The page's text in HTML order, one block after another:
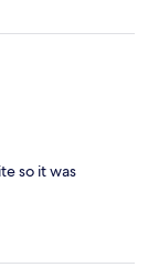
so it was